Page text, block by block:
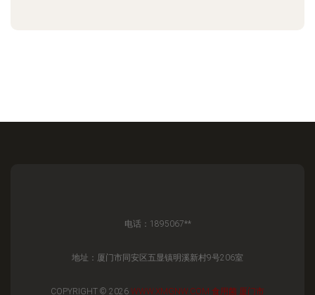
电话：1895067**
地址：厦门市同安区五显镇明溪新村9号206室
COPYRIGHT © 2026 WWW.XMGNW.COM 食用菌 厦门市